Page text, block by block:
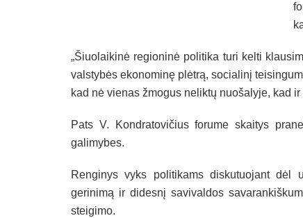
„Šiuolaikinė regioninė politika turi kelti
valstybės ekonominę plėtrą, socialinį
kad nė vienas žmogus neliktų nuošalyje, kad
Pats V. Kondratovičius forume skaitys
galimybes.
Renginys vyks politikams diskutuojant dėl
gerinimą ir didesnį savivaldos
steigimo.